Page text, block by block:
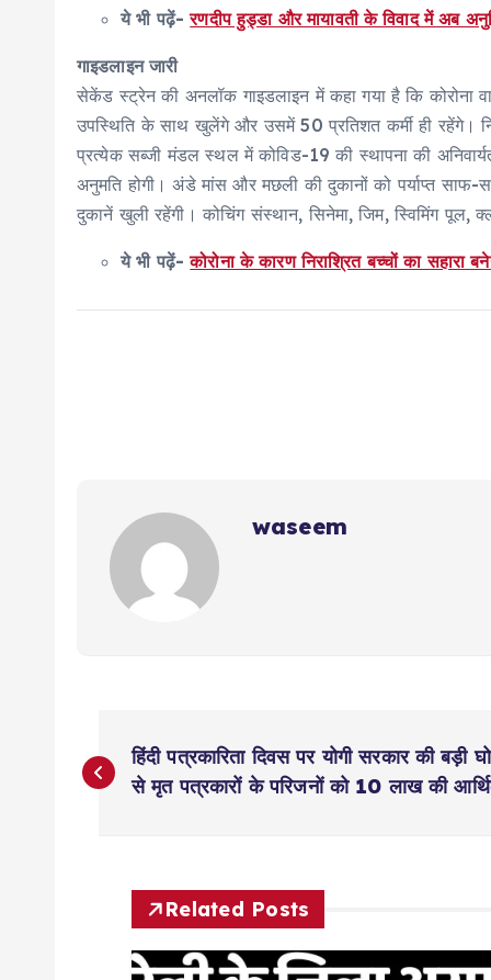
ये भी पढ़ें-रणदीप हुड्डा और मायावती के विवाद में अब
गाइडलाइन जारी
सेकेंड स्ट्रेन की अनलॉक गाइडलाइन में कहा गया है कि कोरोना
उपस्थिति के साथ खुलेंगे और उसमें 50 प्रतिशत कर्मी ही रहेंगे।
प्रत्येक सब्जी मंडल स्थल में कोविड-19 की स्थापना की
अनुमति होगी। अंडे मांस और मछली की दुकानों को पर्याप्त
दुकानें खुली रहेंगी। कोचिंग संस्थान, सिनेमा, जिम, स्विमिंग पूल,
ये भी पढ़ें-कोरोना के कारण निराश्रित बच्चों का सहारा
waseem
P
o
हिंदी पत्रकारिता दिवस पर योगी सरकार की बड़ी
से मृत पत्रकारों के परिजनों को 10 लाख की
Related Posts